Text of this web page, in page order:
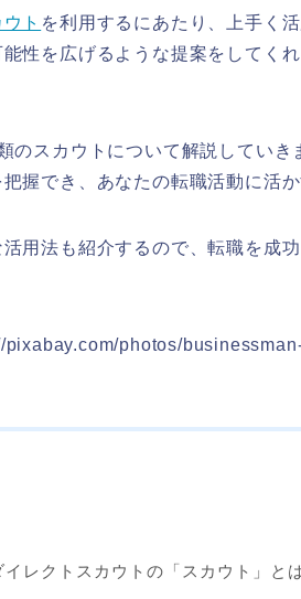
ト を利用するにあたり、上手く
性を広げるような提案をしてく
のスカウトについて解説してい
握でき、あなたの転職活動に活
用法も紹介するので、転職を成
pixabay.com/photos/
イレクトスカウトの「スカウト」と